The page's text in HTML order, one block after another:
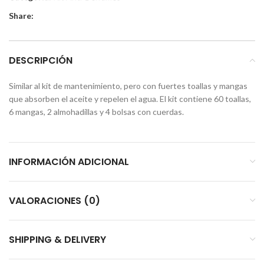
Share:
DESCRIPCIÓN
Similar al kit de mantenimiento, pero con fuertes toallas y mangas
que absorben el aceite y repelen el agua. El kit contiene 60 toallas,
6 mangas, 2 almohadillas y 4 bolsas con cuerdas.
INFORMACIÓN ADICIONAL
VALORACIONES (0)
SHIPPING & DELIVERY